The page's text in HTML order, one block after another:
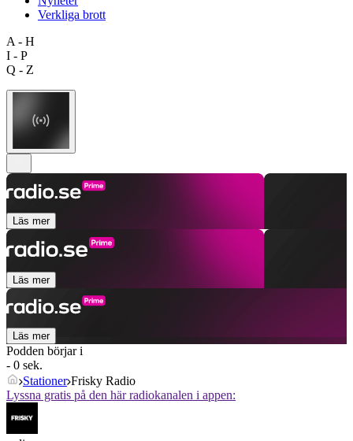
Verkliga brott
A - H
I - P
Q - Z
Läs mer
Läs mer
Läs mer
Podden börjar i
- 0 sek.
Stationer Frisky Radio
Lyssna gratis på den här radiokanalen i appen: